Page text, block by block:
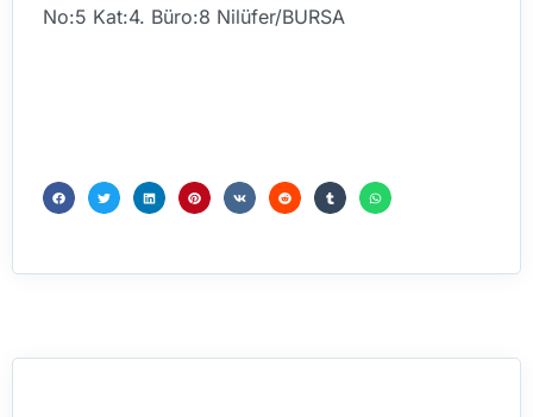
No:5 Kat:4. Büro:8 Nilüfer/BURSA